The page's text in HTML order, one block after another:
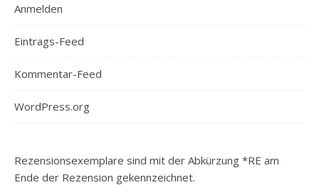
Anmelden
Eintrags-Feed
Kommentar-Feed
WordPress.org
Rezensionsexemplare sind mit der Abkürzung *RE am
Ende der Rezension gekennzeichnet.